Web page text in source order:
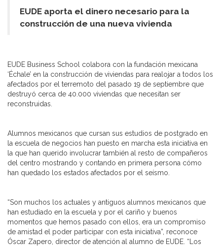
EUDE aporta el dinero necesario para la
construcción de una nueva vivienda
EUDE Business School colabora con la fundación mexicana
‘Échale’ en la construcción de viviendas para realojar a todos los
afectados por el terremoto del pasado 19 de septiembre que
destruyó cerca de 40.000 viviendas que necesitan ser
reconstruidas.
Alumnos mexicanos que cursan sus estudios de postgrado en
la escuela de negocios han puesto en marcha esta iniciativa en
la que han querido involucrar también al resto de compañeros
del centro mostrando y contando en primera persona cómo
han quedado los estados afectados por el seísmo.
“Son muchos los actuales y antiguos alumnos mexicanos que
han estudiado en la escuela y por el cariño y buenos
momentos que hemos pasado con ellos, era un compromiso
de amistad el poder participar con esta iniciativa”, reconoce
Óscar Zapero, director de atención al alumno de EUDE. “Los